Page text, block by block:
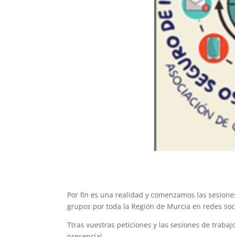
Por fin es una realidad y comenzamos las
grupos por toda la Región de Murcia en redes
Ttras vuestras peticiones y las sesiones de